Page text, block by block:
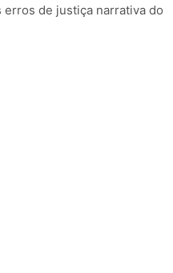
de justiça narrativa do